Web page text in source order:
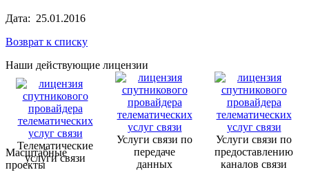
Дата: 25.01.2016
Возврат к списку
Наши действующие лицензии
Телематические
услуги связи
Услуги связи по
передаче
данных
Услуги связи по
предоставлению
каналов связи
Масштабные
проекты